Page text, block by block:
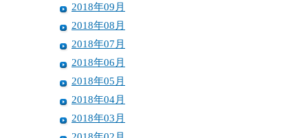
2018年09月
2018年08月
2018年07月
2018年06月
2018年05月
2018年04月
2018年03月